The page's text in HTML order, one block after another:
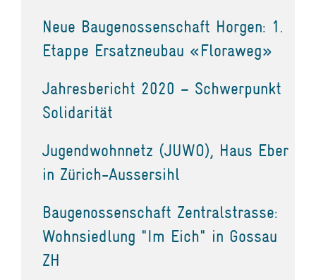
Neue Baugenossenschaft Horgen: 1.
Etappe Ersatzneubau «Floraweg»
Jahresbericht 2020 – Schwerpunkt
Solidarität
Jugendwohnnetz (JUWO), Haus Eber
in Zürich-Aussersihl
Baugenossenschaft Zentralstrasse:
Wohnsiedlung "Im Eich" in Gossau
ZH